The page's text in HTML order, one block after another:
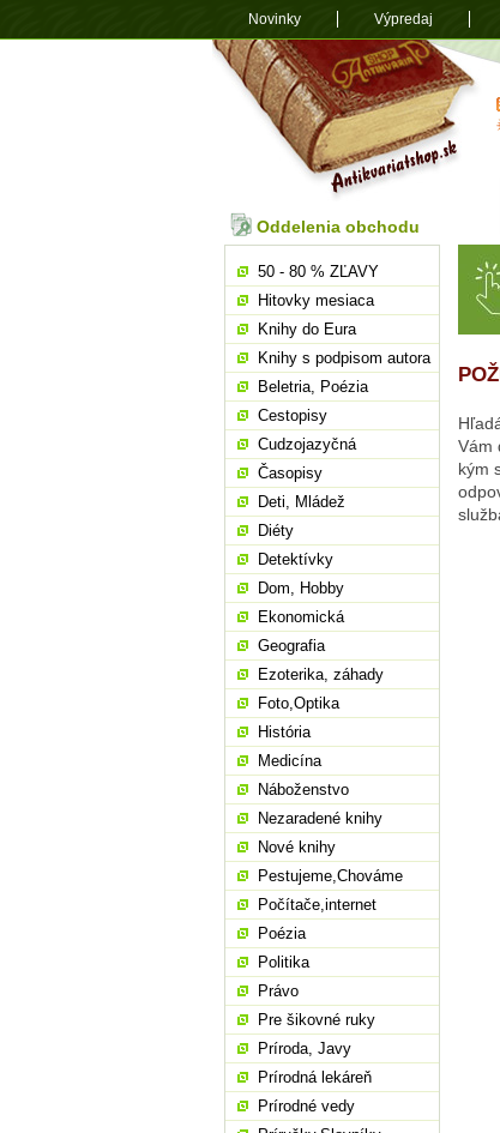
Vám
kým
Oddelenia obchodu
50 - 80 % ZĽAVY
Hitovky mesiaca
Knihy do Eura
Knihy s podpisom autora
Beletria, Poézia
Cestopisy
Cudzojazyčná
Časopisy
Deti, Mládež
Diéty
Detektívky
Dom, Hobby
Ekonomická
Geografia
Ezoterika, záhady
Foto,Optika
História
Medicína
Náboženstvo
Nezaradené knihy
Nové knihy
Pestujeme,Chováme
Počítače,internet
Poézia
Politika
Právo
Pre šikovné ruky
Príroda, Javy
Prírodná lekáreň
Prírodné vedy
Novinky Výpredaj